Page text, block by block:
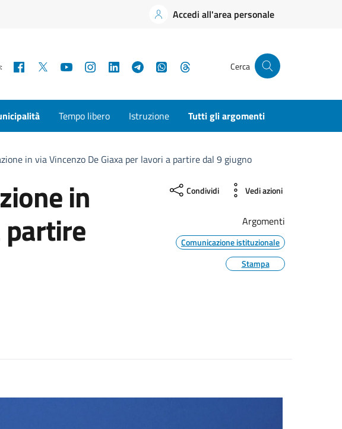
Accedi all'area personale
Facebook YouTubeInstagramLinkedInTelegramWhatsApp Cerca
Tempo libero Istruzione Tutti gli argomenti
in via Vincenzo De Giaxa per lavori a partire dal 9 giugno
in
partire
Condividi Vedi azioni
Argomenti
Comunicazione istituzionale
Stampa